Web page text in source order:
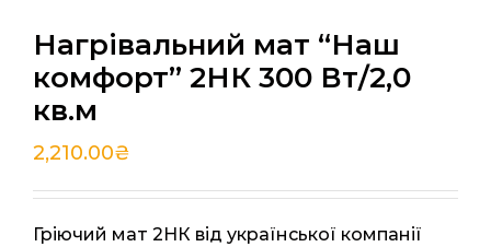
Нагрівальний мат “Наш
комфорт” 2НК 300 Вт/2,0
кв.м
2,210.00₴
Гріючий мат 2НК від української компанії